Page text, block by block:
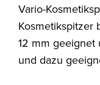
Vario-
Kosmetikspitzer
12 mm geeignet
und dazu